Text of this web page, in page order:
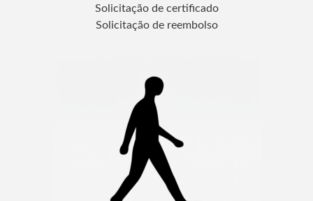
Solicitação de certificado
Solicitação de reembolso